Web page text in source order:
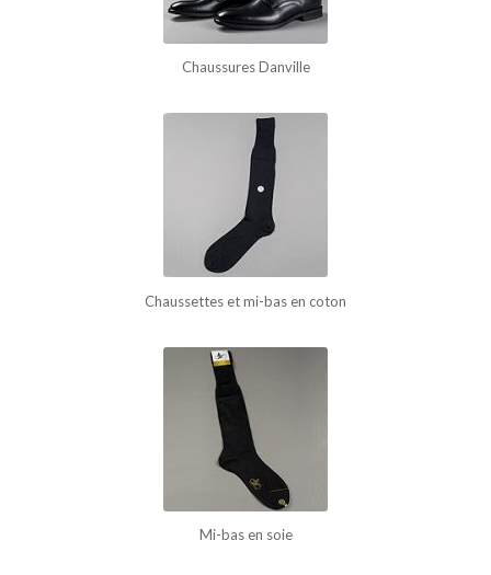
Chaussures Danville
Chaussettes et mi-bas en coton
Mi-bas en soie